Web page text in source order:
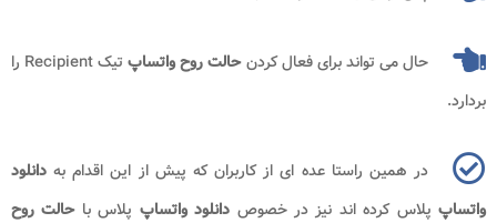
حال می تواند برای فعال کردنحالت روحواتساپ
تیک Recipient را
بردارد.
در همین راستا عده ای از کاربران که پیش از این اقدام به دانلود
واتساپ پلاس کرده اند نیز در خصوص دانلود واتساپ پلاس باحالت روح